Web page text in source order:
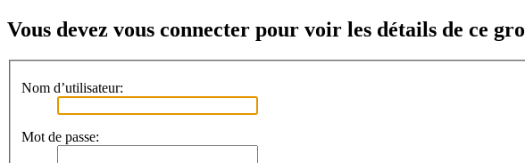
Vous devez vous connecter pour voir les détails de ce
Nom d’utilisateur:
Mot de passe: